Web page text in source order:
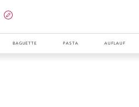
BAGUETTE PASTA AUFLAUF